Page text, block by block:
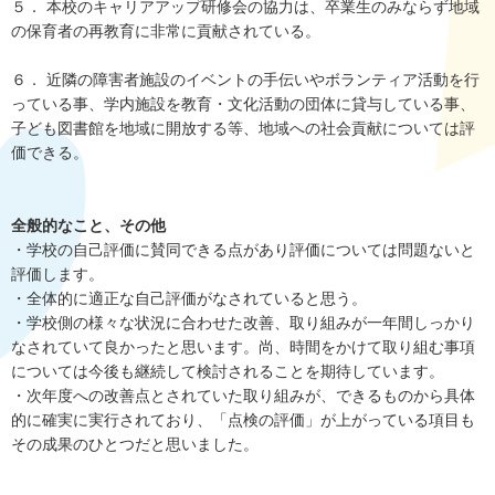
５． 本校のキャリアアップ研修会の協力は、卒業生のみならず地域
の保育者の再教育に非常に貢献されている。
６． 近隣の障害者施設のイベントの手伝いやボランティア活動を行
っている事、学内施設を教育・文化活動の団体に貸与している事、
子ども図書館を地域に開放する等、地域への社会貢献については評
価できる。
全般的なこと、その他
・学校の自己評価に賛同できる点があり評価については問題ないと
評価します。
・全体的に適正な自己評価がなされていると思う。
・学校側の様々な状況に合わせた改善、取り組みが一年間しっかり
なされていて良かったと思います。尚、時間をかけて取り組む事項
については今後も継続して検討されることを期待しています。
・次年度への改善点とされていた取り組みが、できるものから具体
的に確実に実行されており、「点検の評価」が上がっている項目も
その成果のひとつだと思いました。